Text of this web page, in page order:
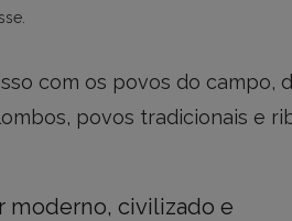
com os povos do campo,
povos tradicionais e
moderno, civilizado e